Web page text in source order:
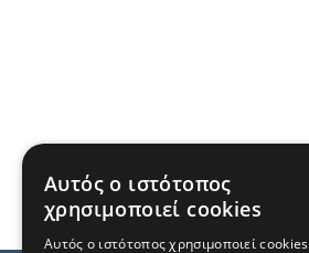
Αυτός ο ιστότοπος
χρησιμοποιεί cookies
Αυτός ο ιστότοπος χρησιμοποιεί cookies